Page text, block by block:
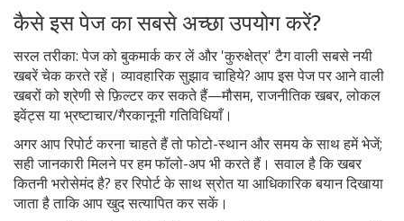
कैसे इस पेज का सबसे अच्छा उपयोग करें?
सरल तरीका: पेज को बुकमार्क कर लें और 'कुरुक्षेत्र' टैग वाली सबसे नयी
खबरें चेक करते रहें। व्यावहारिक सुझाव चाहिये? आप इस पेज पर आने वाली
खबरों को श्रेणी से फ़िल्टर कर सकते हैं—मौसम, राजनीतिक खबर, लोकल
इवेंट्स या भ्रष्टाचार/गैरकानूनी गतिविधियाँ।
अगर आप रिपोर्ट करना चाहते हैं तो फोटो-स्थान और समय के साथ हमें भेजें;
सही जानकारी मिलने पर हम फॉलो-अप भी करते हैं। सवाल है कि खबर
कितनी भरोसेमंद है? हर रिपोर्ट के साथ स्रोत या आधिकारिक बयान दिखाया
जाता है ताकि आप खुद सत्यापित कर सकें।